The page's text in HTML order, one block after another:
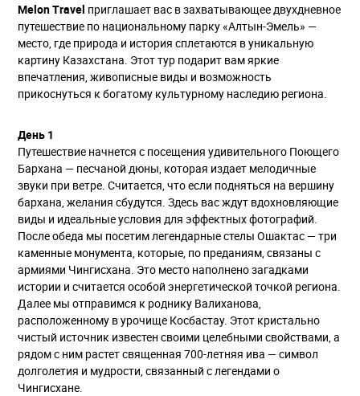
Melon Travel приглашает вас в захватывающее двухдневное
путешествие по национальному парку «Алтын-Эмель» —
место, где природа и история сплетаются в уникальную
картину Казахстана. Этот тур подарит вам яркие
впечатления, живописные виды и возможность
прикоснуться к богатому культурному наследию региона.
День 1
Путешествие начнется с посещения удивительного Поющего
Бархана — песчаной дюны, которая издает мелодичные
звуки при ветре. Считается, что если подняться на вершину
бархана, желания сбудутся. Здесь вас ждут вдохновляющие
виды и идеальные условия для эффектных фотографий.
После обеда мы посетим легендарные стелы Ошактас — три
каменные монумента, которые, по преданиям, связаны с
армиями Чингисхана. Это место наполнено загадками
истории и считается особой энергетической точкой региона.
Далее мы отправимся к роднику Валиханова,
расположенному в урочище Косбастау. Этот кристально
чистый источник известен своими целебными свойствами, а
рядом с ним растет священная 700-летняя ива — символ
долголетия и мудрости, связанный с легендами о
Чингисхане.